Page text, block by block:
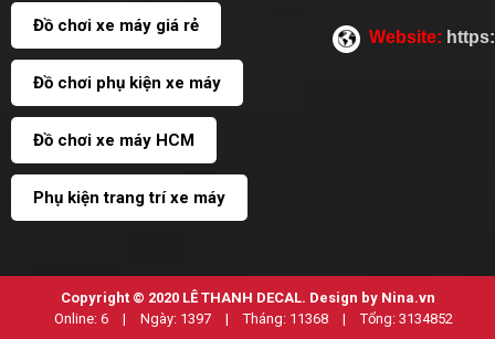
Đồ chơi xe máy giá rẻ
Đồ chơi phụ kiện xe máy
Đồ chơi xe máy HCM
Phụ kiện trang trí xe máy
Website:
Copyright © 2020 LÊ THANH DECAL. Design by Nina.vn
Online: 6 | Ngày: 1397 | Tháng: 11368 | Tổng: 3134852